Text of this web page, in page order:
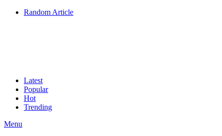
Random Article
Latest
Popular
Hot
Trending
Menu